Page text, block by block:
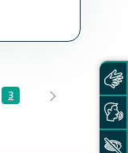
Página
3